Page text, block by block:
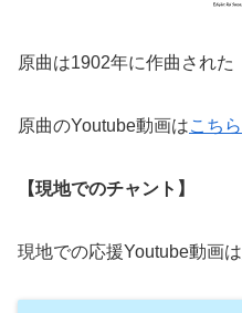
原曲は1902年に作曲された
原曲のYoutube動画はこちら
【現地でのチャント】
現地での応援Youtube動画は